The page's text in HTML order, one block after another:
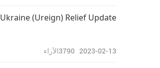
Ukraine (Ureign) Relief Update
2023-02-13
3790الآراء